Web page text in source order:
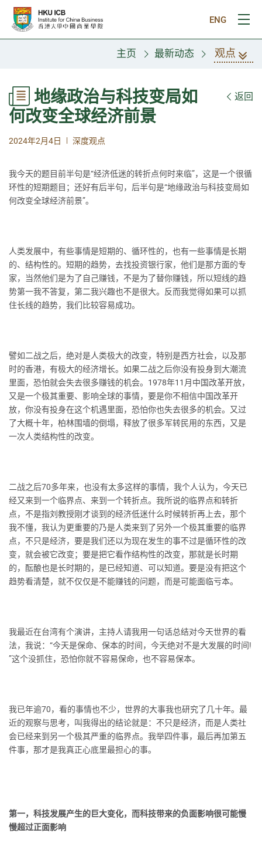
跳往主要内容
ENG
打
主页 最新动态 观点
地缘政治与科技变局如
何改变全球经济前景
返回
2024年2月4日 | 深度观点
我今天的题目前半句是“经济低迷的转折点何时来临”，这是一个很循
环性的短期题目；还好有后半句，后半句是“地缘政治与科技变局如
何改变全球经济前景”。
人类发展中，有些事情是短期的、循环性的，也有一些事情是长期
的、结构性的。短期的趋势，去找投资银行家，他们是那方面的专
家，当然他们是为了自己赚钱，不是为了替你赚钱，所以短线的趋
势第一我不答复，第二我兴趣也不是很大。反而我觉得如果可以抓
住长线的趋势，我们比较容易成功。
譬如二战之后，绝对是人类极大的改变，特别是西方社会，以及那
时的香港，有极大的经济增长。如果二战之后你没有投身到大潮流
里面，恐怕就会失去很多赚钱的机会。1978年11月中国改革开放，
又是一个极其重要、影响全球的事情，要是你不相信中国改革开
放，你没有投身在这个机遇里面，恐怕你也失去很多的机会。又过
了大概十年，柏林围墙的倒塌，释放了很多军转民用的东西，又是
一次人类结构性的改变。
二战之后70多年来，也没有太多这样的事情，我个人认为，今天已
经又来到一个临界点、来到一个转折点。我所说的临界点和转折
点，不是指刘教授刚才谈到的经济低迷什么时候转折再上去，那个
我不懂，我认为更重要的乃是人类来到了另外一个极其重要的临界
点，不只是经济，要是我们还以为现在发生的事不过是循环性的改
变，就会被它改变；要是把它看作结构性的改变，那就是长时期
的，酝酿也是长时期的，是已经知道、可以知道。要是没有把这个
趋势看清楚，就不仅仅是不能赚钱的问题，而是可能面临亏本。
我最近在台湾有个演讲，主持人请我用一句话总结对今天世界的看
法，我说：“今天是保命、保本的时间，今天绝对不是大发展的时间!
”这个没抓住，恐怕你就不容易保命，也不容易保本。
我已年逾70，看的事情也不少，世界的大事我也研究了几十年。最
近的观察与思考，叫我得出的结论就是：不只是经济，而是人类社
会已经来到另一个极其严重的临界点。我举四件事，最后再加第五
件事，那才是我真正心底里最担心的事。
第一，科技发展产生的巨大变化，而科技带来的负面影响很可能慢
慢超过正面影响